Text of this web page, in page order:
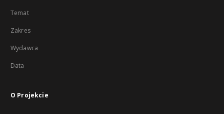
Temat
Zakres
Wydawca
Data
O Projekcie